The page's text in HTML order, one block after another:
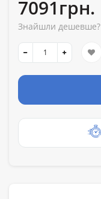
7091грн.
Знайшли дешевше?